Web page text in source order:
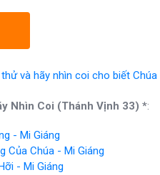
và hãy nhìn coi cho biết
Nhìn Coi (Thánh Vịnh 33) *:
- Mi Giáng
Của Chúa - Mi Giáng
- Mi Giáng